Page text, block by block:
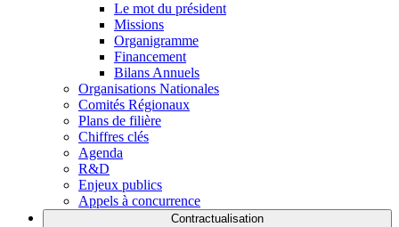
Le mot du président
Missions
Organigramme
Financement
Bilans Annuels
Organisations Nationales
Comités Régionaux
Plans de filière
Chiffres clés
Agenda
R&D
Enjeux publics
Appels à concurrence
Contractualisation